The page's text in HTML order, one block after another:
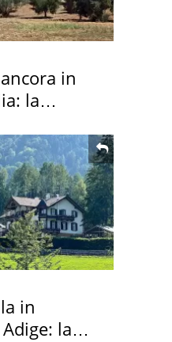
in
la
in
la